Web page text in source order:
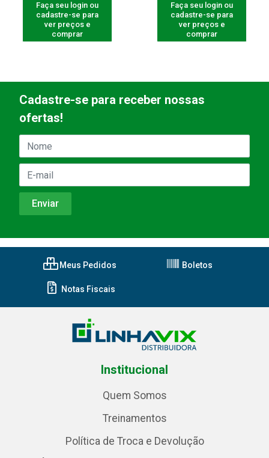
Faça seu login ou
cadastre-se para
ver preços e
comprar
Faça seu login ou
cadastre-se para
ver preços e
comprar
Cadastre-se para receber nossas
ofertas!
Meus Pedidos Boletos
Notas Fiscais
Institucional
Quem Somos
Treinamentos
Política de Troca e Devolução